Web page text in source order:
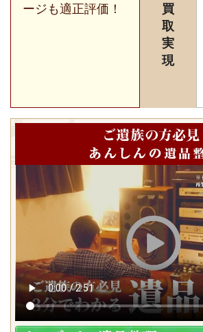
ージも適正評価！
買
取
実
現